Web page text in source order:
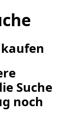
Suche
noch